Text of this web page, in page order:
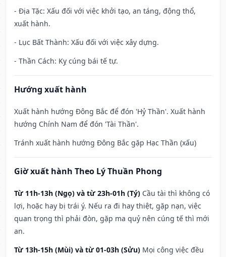
- Địa Tặc: Xấu đối với việc khởi tạo, an táng, động thổ,
xuất hành.
- Lục Bất Thành: Xấu đối với việc xây dựng.
- Thần Cách: Kỵ cúng bái tế tự.
Hướng xuất hành
Xuất hành hướng Đông Bắc để đón 'Hỷ Thần'. Xuất hành
hướng Chính Nam để đón 'Tài Thần'.
Tránh xuất hành hướng Đông Bắc gặp Hạc Thần (xấu)
Giờ xuất hành Theo Lý Thuần Phong
Từ 11h-13h (Ngọ) và từ 23h-01h (Tý) Cầu tài thì không có
lợi, hoặc hay bị trái ý. Nếu ra đi hay thiệt, gặp nạn, việc
quan trọng thì phải đòn, gặp ma quỷ nên cúng tế thì mới
an.
Từ 13h-15h (Mùi) và từ 01-03h (Sửu) Mọi công việc đều